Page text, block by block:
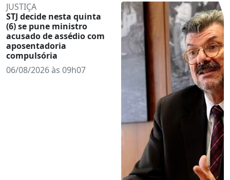
JUSTIÇA
STJ decide nesta quinta
(6) se pune ministro
acusado de assédio com
aposentadoria
compulsória
06/08/2026 às 09h07